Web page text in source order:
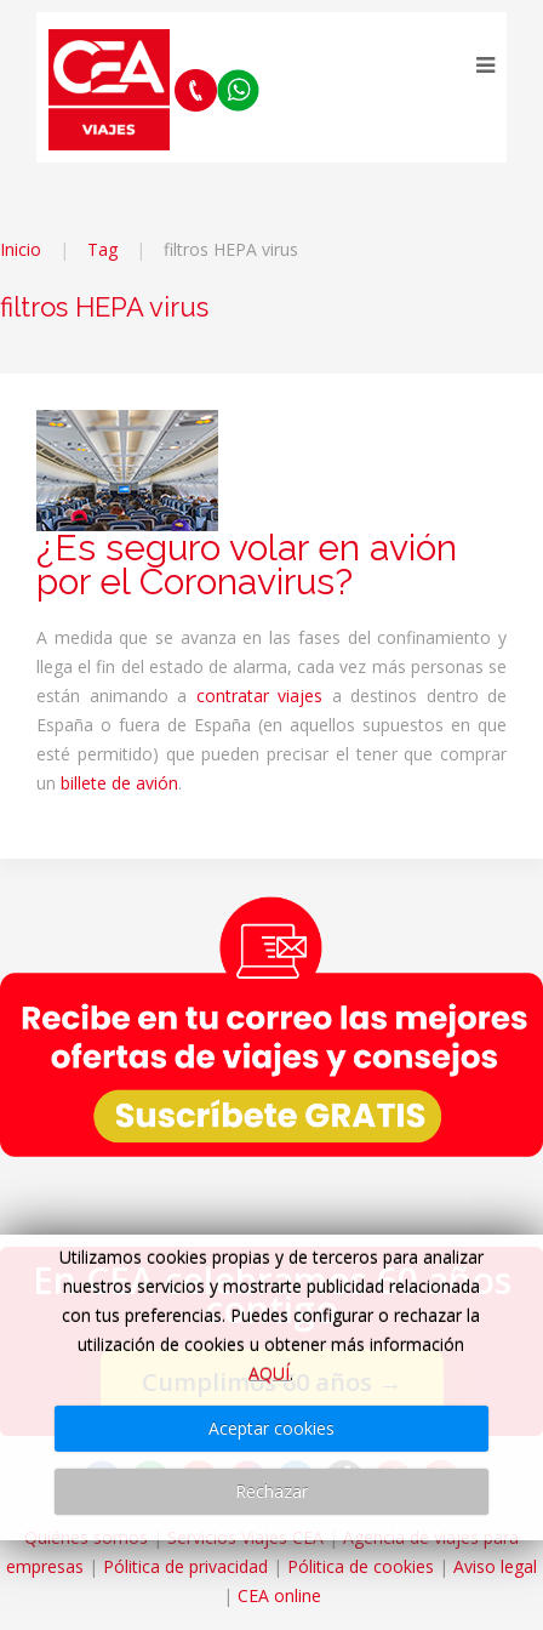
Inicio Tag filtros HEPA virus
filtros HEPA virus
¿Es seguro volar en avión
por el Coronavirus?
A medida que se avanza en las fases del confinamiento y
llega el fin del estado de alarma, cada vez más personas se
están animando a contratar viajes a destinos dentro de
España o fuera de España (en aquellos supuestos en que
esté permitido) que pueden precisar el tener que comprar
un billete de avión.
En CEA celebramos 60 años
contigo
Cumplimos 60 años →
Quiénes somos|Servicios Viajes CEA|Agencia de viajes para
empresas | Pólitica de privacidad | Pólitica de cookies | Aviso legal
| CEA online
Utilizamos cookies propias y de terceros para analizar
nuestros servicios y mostrarte publicidad relacionada
con tus preferencias. Puedes configurar o rechazar la
utilización de cookies u obtener más información
AQUÍ.
Aceptar cookies
Rechazar